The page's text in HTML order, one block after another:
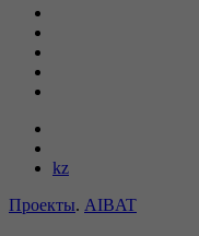
kz
Проекты. AIBAT